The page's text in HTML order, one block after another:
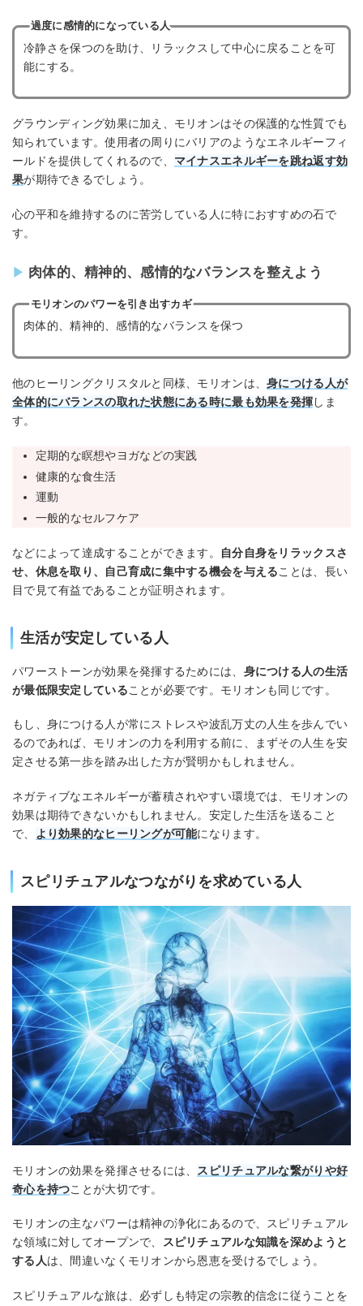
過度に感情的になっている人
冷静さを保つのを助け、リラックスして中心に戻ることを可
能にする。
グラウンディング効果に加え、モリオンはその保護的な性質でも
知られています。使用者の周りにバリアのようなエネルギーフィ
ールドを提供してくれるので、 マイナスエネルギーを跳ね返す効
果が期待できるでしょう。
心の平和を維持するのに苦労している人に特におすすめの石で
す。
肉体的、精神的、感情的なバランスを整えよう
モリオンのパワーを引き出すカギ
肉体的、精神的、感情的なバランスを保つ
他のヒーリングクリスタルと同様、モリオンは、身につける人が
全体的にバランスの取れた状態にある時に最も効果を発揮しま
す。
定期的な瞑想やヨガなどの実践
健康的な食生活
運動
一般的なセルフケア
などによって達成することができます。
自分自身をリラックスさ
せ、休息を取り、自己育成に集中する機会を与えることは、長い
目で見て有益であることが証明されます。
生活が安定している人
パワーストーンが効果を発揮するためには、 身につける人の生活
が最低限安定していることが必要です。モリオンも同じです。
もし、身につける人が常にストレスや波乱万丈の人生を歩んでい
るのであれば、モリオンの力を利用する前に、まずその人生を安
定させる第一歩を踏み出した方が賢明かもしれません。
ネガティブなエネルギーが蓄積されやすい環境では、モリオンの
効果は期待できないかもしれません。安定した生活を送ること
で、
より効果的なヒーリングが可能になります。
スピリチュアルなつながりを求めている人
モリオンの効果を発揮させるには、 スピリチュアルな繋がりや好
奇心を持つことが大切です。
モリオンの主なパワーは精神の浄化にあるので、スピリチュアル
な領域に対してオープンで、
スピリチュアルな知識を深めようと
する人は、間違いなくモリオンから恩恵を受けるでしょう。
スピリチュアルな旅は、必ずしも特定の宗教的信念に従うことを